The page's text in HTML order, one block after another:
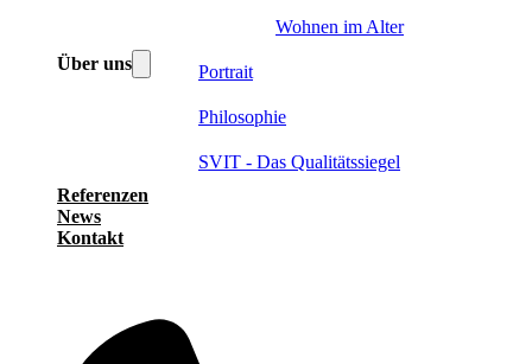
Wohnen im Alter
Über uns
Portrait
Philosophie
SVIT - Das Qualitätssiegel
Referenzen
News
Kontakt